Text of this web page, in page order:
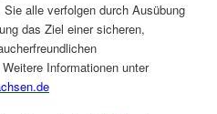
alle verfolgen durch Ausübung
das Ziel einer sicheren,
Informationen unter